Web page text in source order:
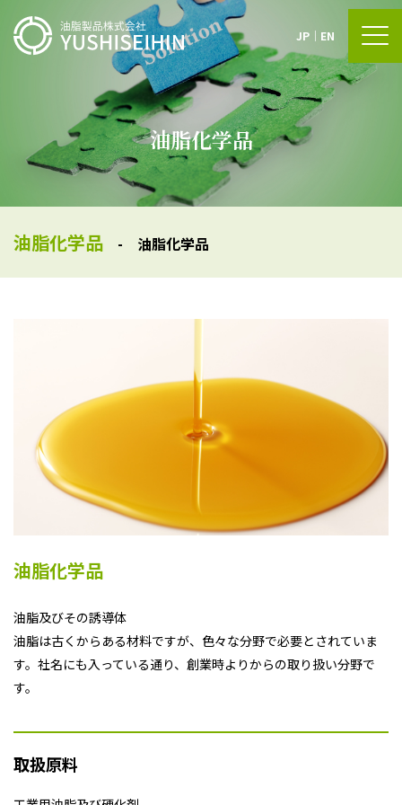
JP ｜ EN
油脂化学品
油脂化学品 - 油脂化学品
油脂化学品
油脂及びその誘導体
油脂は古くからある材料ですが、色々な分野で必要とされていま
す。社名にも入っている通り、創業時よりからの取り扱い分野で
す。
取扱原料